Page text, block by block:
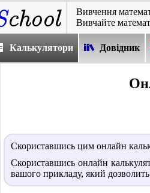
Вивчення
Вивчайте
Калькулятори Довідник
Скориставшись цим онлайн
Скориставшись онлайн
вашого прикладу, який дозволить